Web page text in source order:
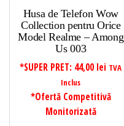
Husa de Telefon Wow
Collection pentru Orice
Model Realme – Among
Us 003
*SUPER PRET: 44,00 lei TVA
Inclus
*Ofertă Competitivă
Monitorizată